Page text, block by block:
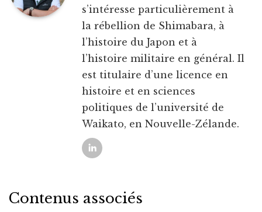
s’intéresse particulièrement à
la rébellion de Shimabara, à
l’histoire du Japon et à
l’histoire militaire en général. Il
est titulaire d’une licence en
histoire et en sciences
politiques de l’université de
Waikato, en Nouvelle-Zélande.
Contenus associés